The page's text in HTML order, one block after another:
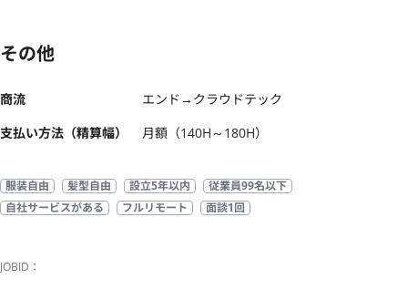
その他
商流
エンド→クラウドテック
支払い方法（精算幅）
月額（140H～180H）
服装自由 髪型自由 設立5年以内
従業員99名以下
自社サービスがある
フルリモート 面談1回
JOBID：